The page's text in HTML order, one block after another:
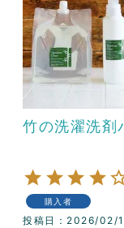
竹の洗濯洗剤
購入者
投稿日 2026/02/